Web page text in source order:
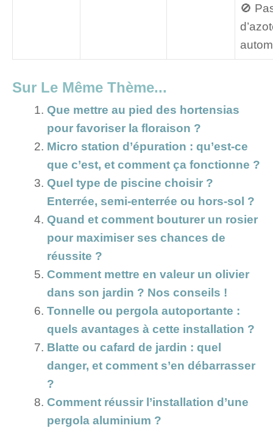
🚫
Sur Le Même Thème...
Que mettre au pied des hortensias
pour favoriser la floraison ?
Micro station d’épuration : qu’est-ce
que c’est, et comment ça fonctionne ?
Quel type de piscine choisir ?
Enterrée, semi-enterrée ou hors-sol ?
Quand et comment bouturer un rosier
pour maximiser ses chances de
réussite ?
Comment mettre en valeur un olivier
dans son jardin ? Nos conseils !
Tonnelle ou pergola autoportante :
quels avantages à cette installation ?
Blatte ou cafard de jardin : quel
danger, et comment s’en débarrasser
?
Comment réussir l’installation d’une
pergola aluminium ?